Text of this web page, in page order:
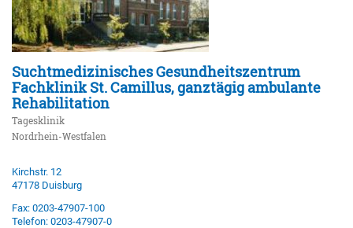
Suchtmedizinisches Gesundheitszentrum
Fachklinik St. Camillus, ganztägig ambulante
Rehabilitation
Tagesklinik
Nordrhein-Westfalen
Kirchstr. 12
47178 Duisburg
Fax: 0203-47907-100
Telefon: 0203-47907-0